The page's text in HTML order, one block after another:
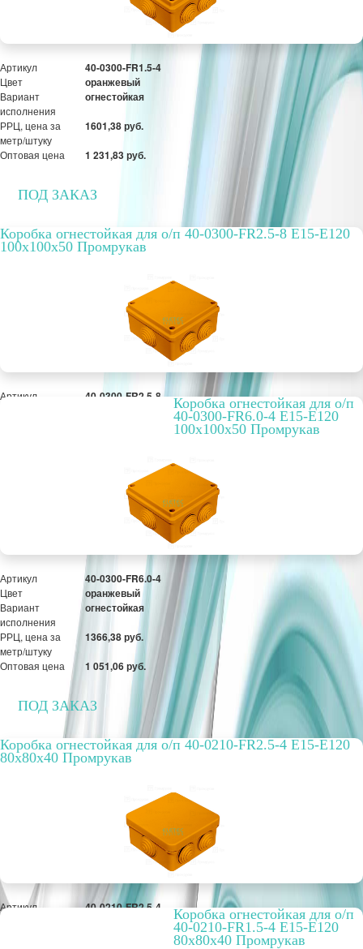
Артикул 40-0300-FR1.5-4
Цвет оранжевый
Вариант
исполнения
огнестойкая
РРЦ, цена за
метр/штуку
1601,38 руб.
Оптовая цена 1 231,83 руб.
ПОД ЗАКАЗ
Коробка огнестойкая для о/п 40-0300-FR2.5-8 E15-E120
100x100x50 Промрукав
Артикул 40-0300-FR2.5-8
1 466,11 руб.
Коробка огнестойкая для о/п
40-0300-FR6.0-4 E15-E120
100x100x50 Промрукав
Артикул 40-0300-FR6.0-4
Цвет оранжевый
Вариант
исполнения
огнестойкая
РРЦ, цена за
метр/штуку
1366,38 руб.
Оптовая цена 1 051,06 руб.
ПОД ЗАКАЗ
Коробка огнестойкая для о/п 40-0210-FR2.5-4 E15-E120
80x80x40 Промрукав
Артикул 40-0210-FR2.5-4
Коробка огнестойкая для о/п
40-0210-FR1.5-4 E15-E120
80x80x40 Промрукав